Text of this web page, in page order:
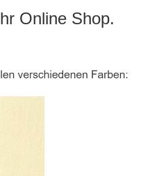
Online Shop.